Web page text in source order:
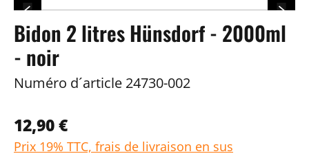
Bidon 2 litres Hünsdorf - 2000ml
- noir
Numéro d´article 24730-002
12,90 €
Prix 19% TTC, frais de livraison en sus